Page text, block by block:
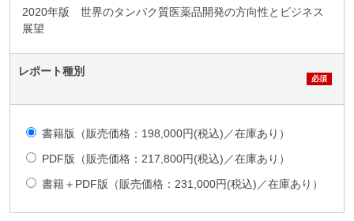
2020年版 世界のタンパク質医薬品開発の方向性とビジネス
展望
レポート種別
書籍版（販売価格：198,000円(税込)／在庫あり）
PDF版（販売価格：217,800円(税込)／在庫あり）
書籍＋PDF版（販売価格：231,000円(税込)／在庫あり）